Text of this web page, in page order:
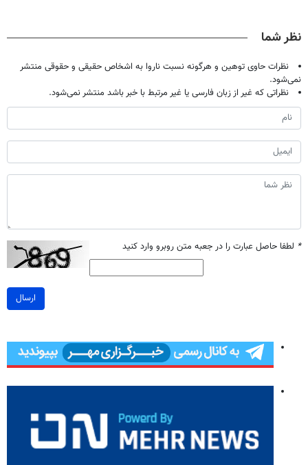
نظر شما
نظرات حاوی توهین و هرگونه نسبت ناروا به اشخاص حقیقی و حقوقی منتشر
نمی‌شود.
نظراتی که غیر از زبان فارسی یا غیر مرتبط با خبر باشد منتشر نمی‌شود.
* لطفا حاصل عبارت را در جعبه متن روبرو وارد کنید
ارسال